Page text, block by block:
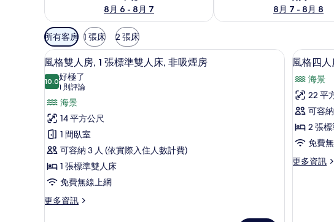
8月 6 - 8月 7
8月 7 - 8月 8
可
用
的
客
房
篩
選
條
件
所有客房 1 張床 2 張床
顯
示
風
格
雙
人
房,
1
張
標
風格雙人房, 1 張標準雙人床, 非吸煙房 | 客房設施
12
風格雙人房, 1 張標準雙人床, 非吸煙房
10.010.0 分，滿分 10 分
好極了
1 則評論
(1
則
評
論)
海景
14 平方公尺
1 間臥室
可容納 3 人 (依實際入住人數計費)
1 張標準雙人床
免費無線上網
更多資訊
更
顯
風
格
四
人
2
10
風格四
海景
22 平
可容
2 張
免費
更多資訊
更